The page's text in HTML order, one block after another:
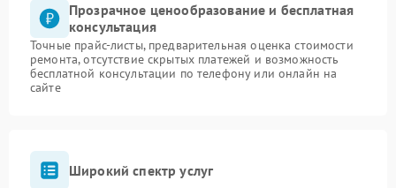
Прозрачное ценообразование и бесплатная
консультация
Точные прайс-листы, предварительная оценка стоимости
ремонта, отсутствие скрытых платежей и возможность
бесплатной консультации по телефону или онлайн на
сайте
Широкий спектр услуг